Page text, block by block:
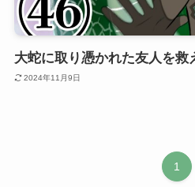
大蛇に取り憑かれた友人を
2024年11月9日
1